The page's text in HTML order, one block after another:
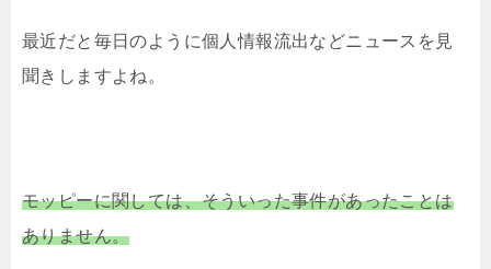
最近だと毎日のように個人情報流出などニュースを見
聞きしますよね。
モッピーに関しては、そういった事件があったことは
ありません。